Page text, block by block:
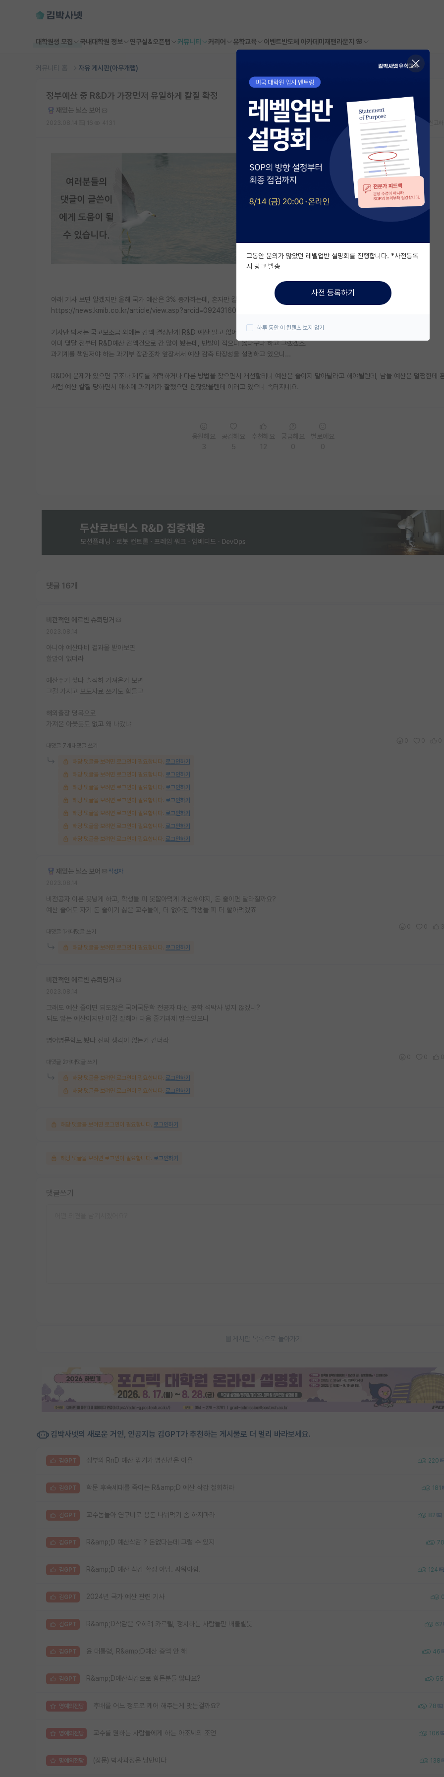
대학원생 모집 국내대학원 정보 연구실&오픈랩 커뮤니티 커리어 유학교육 이벤트반도체 아카데미 재팬라운지 🌸
커뮤니티 홈 자유 게시판(아무개랩)
정부예산 중 R&D가 가장먼저 유일하게 칼질 확정
재밌는 닐스 보어
스크랩 신고
아래 기사 보면 알겠지만 올해 국가 예산은 3% 증가하는데, 혼자만 칼질 당하는게 R&D입니다.
https://news.kmib.co.kr/article/view.asp?arcid=0924316033&code=11151100&cp=nv
기사만 봐서는 국고보조금 외에는 감액 결정난게 R&D 예산 말고 없어요.
이미 몇달 전부터 R&D예산 감액건으로 간 많이 봤는데, 반발이 적으니 옳다구나 하고 그랬겠죠.
과기계를 책임저야 하는 과기부 장관조차 앞장서서 예산 감축 타장성을 설명하고 있으니...
R&D에 문제가 있으면 구조나 제도를 개혁하거나 다른 방법을 찾으면서 개선할테니 예산은 줄이지 말아달라고 해야될텐데, 남들 예산은 멀쩡한데
처럼 예산 칼질 당하면서 애초에 과기계가 잘했으면 괜찮았을텐데 이러고 있으니 속터지네요.
댓글 16개
비관적인 에르빈 슈뢰딩거
아니야 예산대비 결과물 받아보면
할말이 없더라
예산주기 싫다 솔직히 가져온거 보면
그걸 가지고 보도자료 쓰기도 힘들고
해외출장 명목으로
가져온 아웃풋도 없고 왜 나갔냐
대댓글 7개 대댓글 쓰기
해당 댓글을 보려면 로그인이 필요합니다. 로그인하기
해당 댓글을 보려면 로그인이 필요합니다. 로그인하기
해당 댓글을 보려면 로그인이 필요합니다. 로그인하기
해당 댓글을 보려면 로그인이 필요합니다. 로그인하기
해당 댓글을 보려면 로그인이 필요합니다. 로그인하기
해당 댓글을 보려면 로그인이 필요합니다. 로그인하기
해당 댓글을 보려면 로그인이 필요합니다. 로그인하기
재밌는 닐스 보어
작성자
비전공자 이른 못넣게 하고, 학생들 피 못뽑아먹게 개선해야지, 돈 줄이면 달라질까요?
예산 줄어도 자기 돈 줄이기 싫은 교수들이, 더 없어진 학생들 피 더 빨아먹겠죠
대댓글 1개 대댓글 쓰기
해당 댓글을 보려면 로그인이 필요합니다. 로그인하기
비관적인 에르빈 슈뢰딩거
그래도 예산 줄이면 되도않은 국어국문학 전공자 대신 공학 석박사 넣지 않겠니?
되도 않는 예산이지만 이걸 잘해야 다음 줄기과제 딸수있으니
영어영문학도 봤다 진짜 생각이 없는거 같더라
대댓글 2개 대댓글 쓰기
해당 댓글을 보려면 로그인이 필요합니다. 로그인하기
해당 댓글을 보려면 로그인이 필요합니다. 로그인하기
해당 댓글을 보려면 로그인이 필요합니다. 로그인하기
해당 댓글을 보려면 로그인이 필요합니다. 로그인하기
댓글쓰기
게시판 목록으로 돌아가기
김박사넷의 새로운 거인, 인공지능 김GPT가 추천하는 게시물로 더 멀리 바라보세요.
김GPT 정부의 RnD 예산 깎기가 병신같은 이유 220
김GPT 학문 후속세대를 죽이는 R&amp;D 예산 삭감 철회하라 181
김GPT 교수놈들아 연구비로 용돈 나눠먹기 좀 하지마라 82
김GPT R&amp;D 예산삭감 ? 돈없다는데 그럴 수 있지 70
김GPT R&amp;D 예산 삭감 확정 아님. 싸워야함. 124
김GPT 2024년 국가 예산 관련 기사
김GPT R&amp;D삭감은 오히려 카르텔, 정치하는 사람들만 배불릴듯 62
김GPT 윤 대통령, R&amp;D예산 증액 안 해 46
김GPT R&amp;D예산삭감으로 힘든분들 많나요? 55
명예의전당 후배를 어느 정도로 케어 해주는게 맞는걸까요? 78
명예의전당 교수를 원하는 사람들에게 하는 아조씨의 조언 106
명예의전당 (장문) 박사과정은 낭만이다 138
그동안 문의가 많았던 레벨업반 설명회를 진행합니다. *사전등록
시 링크 발송
사전 등록하기
하루 동안 이 컨텐츠 보지 않기